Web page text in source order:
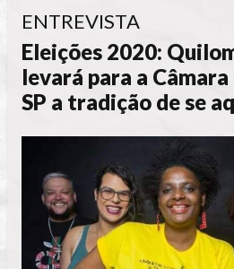
ENTREVISTA
Eleições 2020:
levará para a
SP a tradição de se